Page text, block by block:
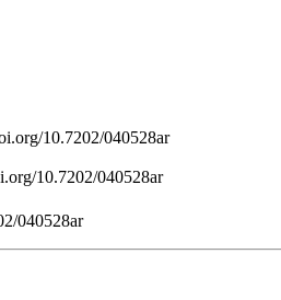
10.7202/040528ar
10.7202/040528ar
040528ar